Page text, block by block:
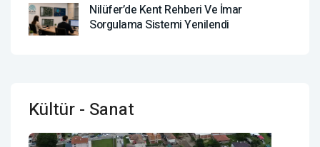
Nilüfer’de Kent Rehberi Ve İmar
Sorgulama Sistemi Yenilendi
Kültür - Sanat